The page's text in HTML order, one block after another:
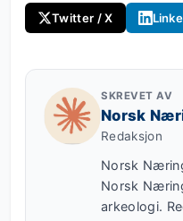
Twitter / X
SKREVET AV
Norsk
Redaksjon
Norsk
Norsk
arkeologi.